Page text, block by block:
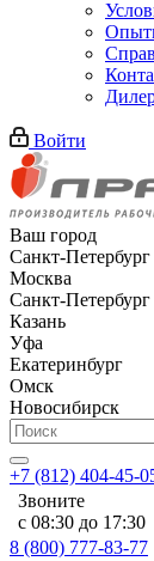
Войти
Ваш город
Санкт-Петербург
Москва
Санкт-Петербург
Казань
Уфа
Екатеринбург
Омск
Новосибирск
+7 (812) 404-45-
Звоните
с 08:30 до 17:30
8 (800) 777-83-77